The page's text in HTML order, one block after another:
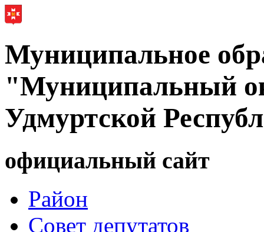
Муниципальное
"Муниципальный
Удмуртской
официальный сайт
Район
Совет депутатов